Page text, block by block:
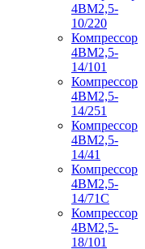
4ВМ2,5-
10/220
Компрессор
4ВМ2,5-
14/101
Компрессор
4ВМ2,5-
14/251
Компрессор
4ВМ2,5-
14/41
Компрессор
4ВМ2,5-
14/71C
Компрессор
4ВМ2,5-
18/101